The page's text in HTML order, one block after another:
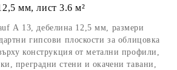
мм, лист 3.6 м²
А 13, дебелина 12,5 мм, размери
гипсови плоскости за облицовка
конструкция от метални профили,
преградни стени и окачени тавани,